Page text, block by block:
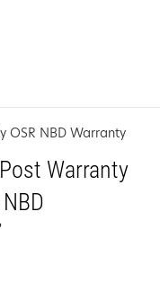
OSR NBD Warranty
Warranty